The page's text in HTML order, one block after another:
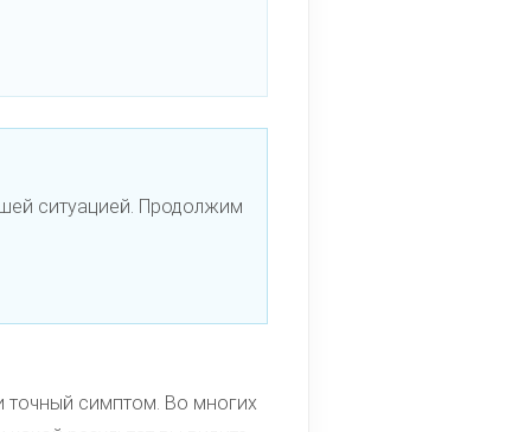
ситуацией. Продолжим
точный симптом. Во многих